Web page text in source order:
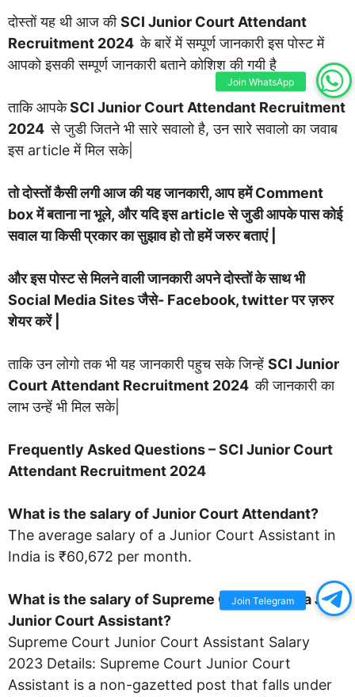
दोस्तों यह थी आज कीSCI Junior Court Attendant
Recruitment 2024के बारें में सम्पूर्ण जानकारी इस पोस्ट में
आपको इसकी सम्पूर्ण जानकारी बताने कोशिश की गयी है
ताकि आपकेSCI Junior Court Attendant Recruitment
2024से जुडी जितने भी सारे सवालो है, उन सारे सवालो का जवाब
इस article में मिल सके|
तो दोस्तों कैसी लगी आज की यह जानकारी, आप हमें Comment
box में बताना ना भूले, और यदि इस article से जुडी आपके पास कोई
सवाल या किसी प्रकार का सुझाव हो तो हमें जरुर बताएं |
और इस पोस्ट से मिलने वाली जानकारी अपने दोस्तों के साथ भी
Social Media Sites जैसे- Facebook, twitter पर ज़रुर
शेयर करें |
ताकि उन लोगो तक भी यह जानकारी पहुच सके जिन्हें SCI Junior
Court Attendant Recruitment 2024की जानकारी का
लाभ उन्हें भी मिल सके|
Frequently Asked Questions – SCI Junior Court
Attendant Recruitment 2024
What is the salary of Junior Court Attendant?
The average salary of a Junior Court Assistant in
India is ₹60,672 per month.
What is the salary of Supreme Court of India JCA
Junior Court Assistant?
Supreme Court Junior Court Assistant Salary
2023 Details: Supreme Court Junior Court
Assistant is a non-gazetted post that falls under
Join WhatsApp
Join Telegram